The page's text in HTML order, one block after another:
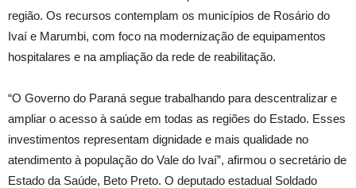
região. Os recursos contemplam os municípios de Rosário do
Ivaí e Marumbi, com foco na modernização de equipamentos
hospitalares e na ampliação da rede de reabilitação.
“O Governo do Paraná segue trabalhando para descentralizar e
ampliar o acesso à saúde em todas as regiões do Estado. Esses
investimentos representam dignidade e mais qualidade no
atendimento à população do Vale do Ivaí”, afirmou o secretário de
Estado da Saúde, Beto Preto. O deputado estadual Soldado